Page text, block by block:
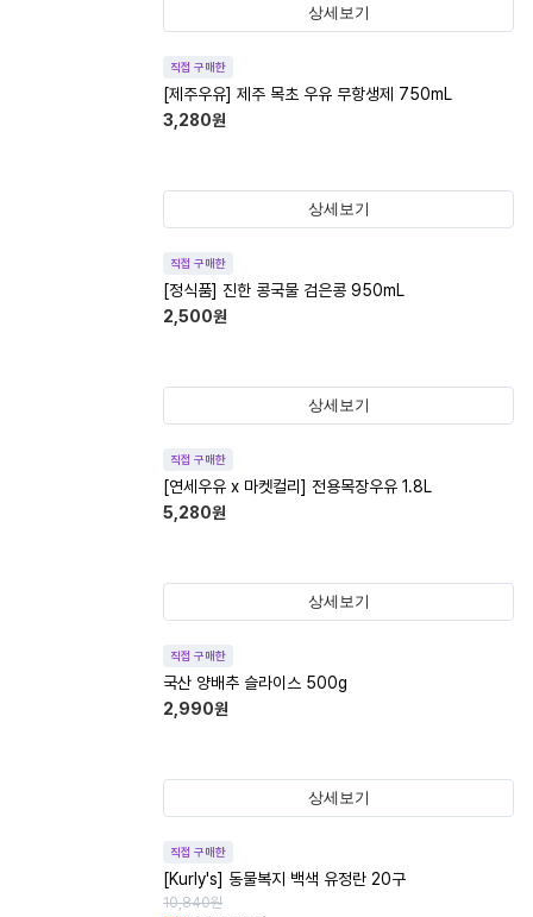
상세보기
직접 구매한
[제주우유] 제주 목초 우유 무항생제 750mL
3,280원
상세보기
직접 구매한
[정식품] 진한 콩국물 검은콩 950mL
2,500원
상세보기
직접 구매한
[연세우유 x 마켓컬리] 전용목장우유 1.8L
5,280원
상세보기
직접 구매한
국산 양배추 슬라이스 500g
2,990원
상세보기
직접 구매한
[Kurly's] 동물복지 백색 유정란 20구
10,840원